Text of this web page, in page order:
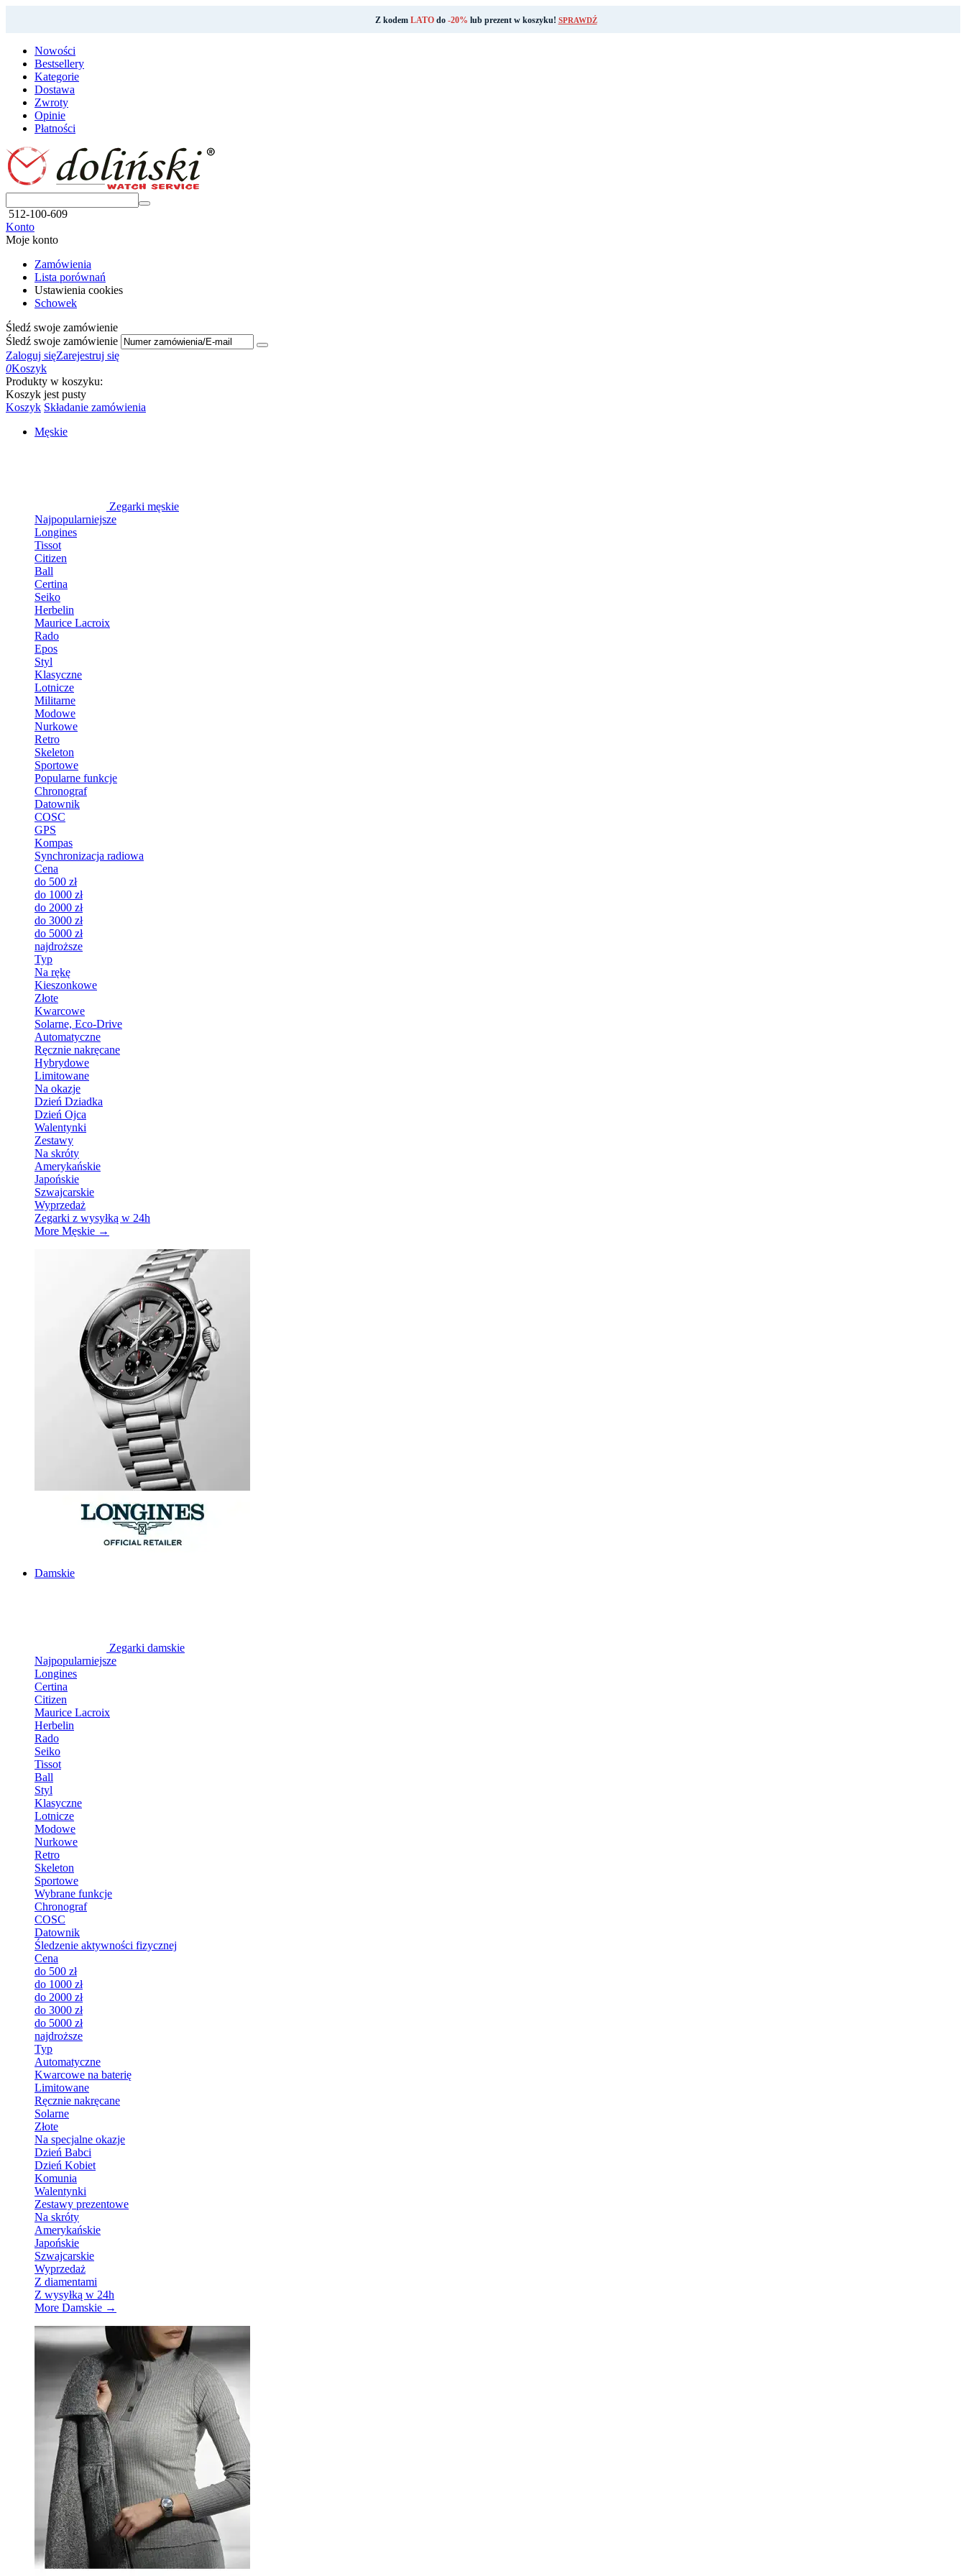
Z kodem LATOdo -20% lub prezent w koszyku! SPRAWDŹ
Nowości
Bestsellery
Kategorie
Dostawa
Zwroty
Opinie
Płatności
512-100-609
Konto
Moje konto
Zamówienia
Lista porównań
Ustawienia cookies
Schowek
Śledź swoje zamówienie
Śledź swoje zamówienie
Zaloguj sięZarejestruj się
0Koszyk
Produkty w koszyku:
Koszyk jest pusty
Koszyk Składanie zamówienia
Męskie
Zegarki męskie
Najpopularniejsze
Longines
Tissot
Citizen
Ball
Certina
Seiko
Herbelin
Maurice Lacroix
Rado
Epos
Styl
Klasyczne
Lotnicze
Militarne
Modowe
Nurkowe
Retro
Skeleton
Sportowe
Popularne funkcje
Chronograf
Datownik
COSC
GPS
Kompas
Synchronizacja radiowa
Cena
do 500 zł
do 1000 zł
do 2000 zł
do 3000 zł
do 5000 zł
najdroższe
Typ
Na rękę
Kieszonkowe
Złote
Kwarcowe
Solarne, Eco-Drive
Automatyczne
Ręcznie nakręcane
Hybrydowe
Limitowane
Na okazje
Dzień Dziadka
Dzień Ojca
Walentynki
Zestawy
Na skróty
Amerykańskie
Japońskie
Szwajcarskie
Wyprzedaż
Zegarki z wysyłką w 24h
More Męskie →
Damskie
Zegarki damskie
Najpopularniejsze
Longines
Certina
Citizen
Maurice Lacroix
Herbelin
Rado
Seiko
Tissot
Ball
Styl
Klasyczne
Lotnicze
Modowe
Nurkowe
Retro
Skeleton
Sportowe
Wybrane funkcje
Chronograf
COSC
Datownik
Śledzenie aktywności fizycznej
Cena
do 500 zł
do 1000 zł
do 2000 zł
do 3000 zł
do 5000 zł
najdroższe
Typ
Automatyczne
Kwarcowe na baterię
Limitowane
Ręcznie nakręcane
Solarne
Złote
Na specjalne okazje
Dzień Babci
Dzień Kobiet
Komunia
Walentynki
Zestawy prezentowe
Na skróty
Amerykańskie
Japońskie
Szwajcarskie
Wyprzedaż
Z diamentami
Z wysyłką w 24h
More Damskie →